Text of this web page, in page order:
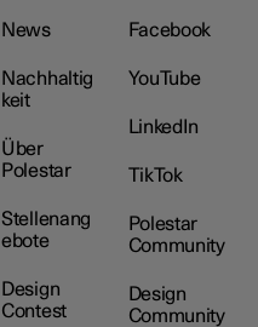
News
Nachhaltig
keit
Über
Polestar
Stellenang
ebote
Design
Contest
Facebook
YouTube
LinkedIn
TikTok
Polestar
Community
Design
Community